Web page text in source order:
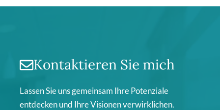
Kontaktieren Sie mich
Lassen Sie uns gemeinsam Ihre Potenziale
entdecken und Ihre Visionen verwirklichen.